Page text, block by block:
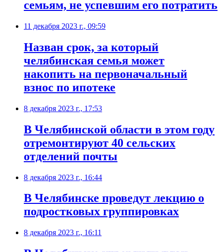
семьям, не успевшим его потратить
11 декабря 2023 г., 09:59
Назван срок, за который
челябинская семья может
накопить на первоначальный
взнос по ипотеке
8 декабря 2023 г., 17:53
В Челябинской области в этом году
отремонтируют 40 сельских
отделений почты
8 декабря 2023 г., 16:44
В Челябинске проведут лекцию о
подростковых группировках
8 декабря 2023 г., 16:11